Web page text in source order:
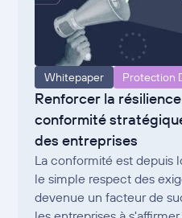
Whitepaper Protection
Renforcer la
conformité
des entreprises
La conformité est depuis
le simple respect des
devenue un facteur de